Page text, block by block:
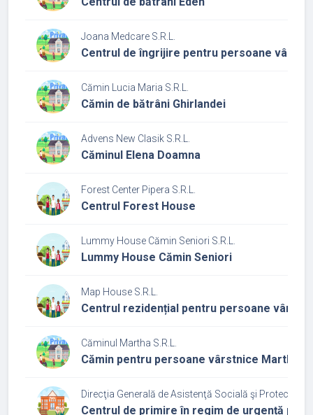
Joana Medcare S.R.L.
Centrul de îngrijire pentru persoane
Cămin Lucia Maria S.R.L.
Cămin de bătrâni Ghirlandei
Advens New Clasik S.R.L.
Căminul Elena Doamna
Forest Center Pipera S.R.L.
Centrul Forest House
Lummy House Cămin Seniori S.R.L.
Lummy House Cămin Seniori
Map House S.R.L.
Centrul rezidențial pentru persoane
Căminul Martha S.R.L.
Cămin pentru persoane vârstnice Martha
Direcţia Generală de Asistenţă Socială şi Protecţia
Centrul de primire în regim de urgență